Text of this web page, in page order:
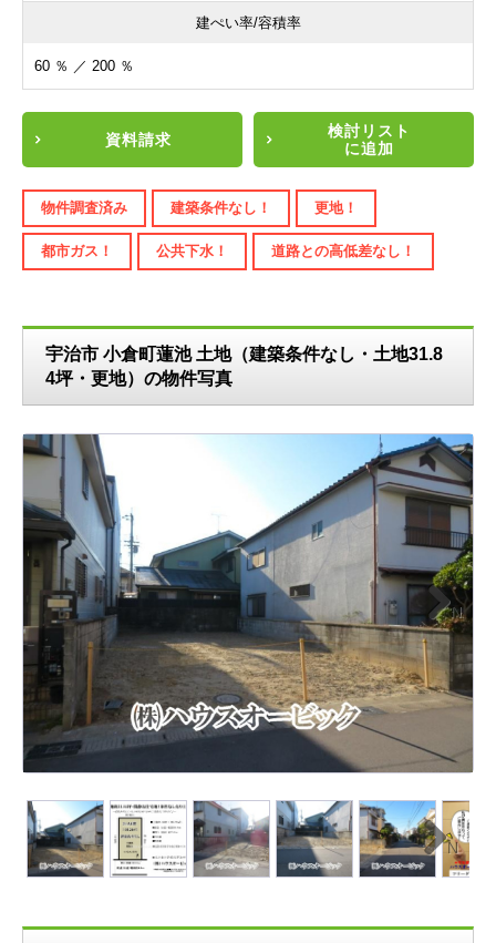
建ぺい率/容積率
60 ％ ／ 200 ％
資料請求
検討リスト
に追加
物件調査済み 建築条件なし！ 更地！
都市ガス！ 公共下水！ 道路との高低差なし！
宇治市 小倉町蓮池 土地（建築条件なし・土地31.8
4坪・更地）の物件写真
N
ext
N
ext